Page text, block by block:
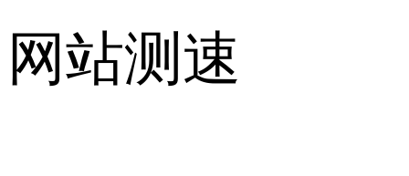
网站测速